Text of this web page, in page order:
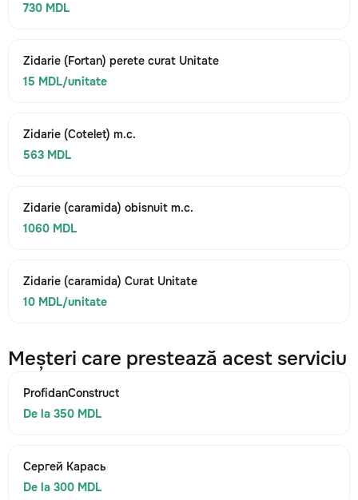
730 MDL
Zidarie (Fortan) perete curat Unitate
15 MDL/unitate
Zidarie (Cotelet) m.c.
563 MDL
Zidarie (caramida) obisnuit m.c.
1060 MDL
Zidarie (caramida) Curat Unitate
10 MDL/unitate
Meșteri care prestează acest serviciu
ProfidanConstruct
De la 350 MDL
Сергей Карась
De la 300 MDL